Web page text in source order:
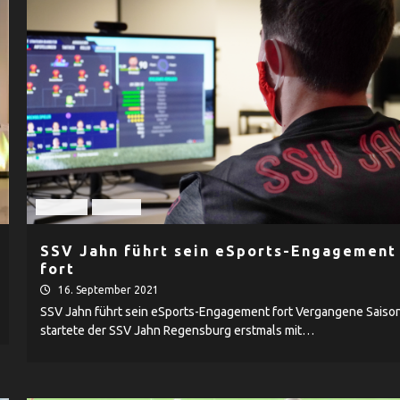
SSV Jahn führt sein eSports-Engagement
fort
16. September 2021
SSV Jahn führt sein eSports-Engagement fort Vergangene
startete der SSV Jahn Regensburg erstmals mit…